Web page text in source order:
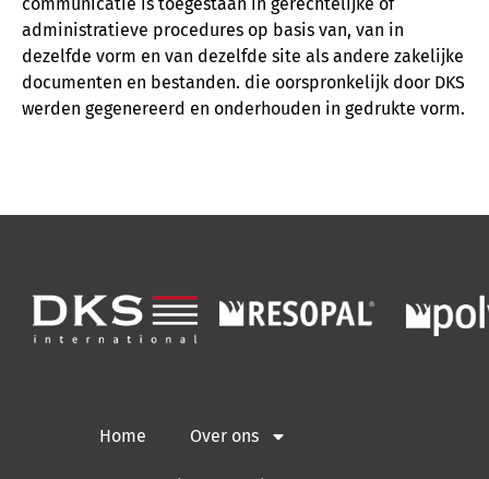
communicatie is toegestaan ​​in gerechtelijke of
administratieve procedures op basis van, van in
dezelfde vorm en van dezelfde site als andere zakelijke
documenten en bestanden. die oorspronkelijk door DKS
werden gegenereerd en onderhouden in gedrukte vorm.
Home Over ons